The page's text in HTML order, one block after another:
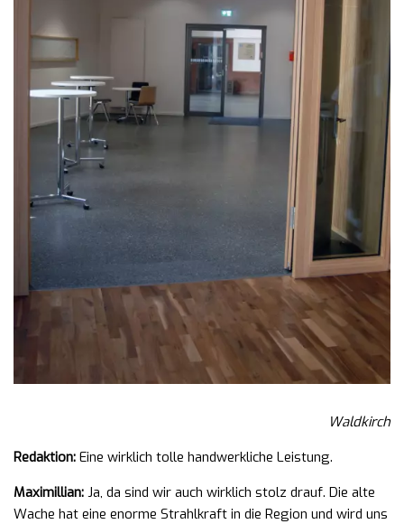
Waldkirch
Redaktion: Eine wirklich tolle handwerkliche Leistung.
Maximillian: Ja, da sind wir auch wirklich stolz drauf. Die alte
Wache hat eine enorme Strahlkraft in die Region und wird uns